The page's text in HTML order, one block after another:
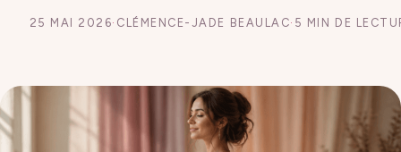
25 MAI 2026· CLÉMENCE-JADE BEAULAC· 5 MIN DE